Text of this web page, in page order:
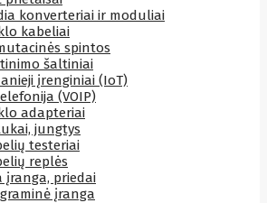
konverteriai ir moduliai
kabeliai
spintos
šaltiniai
įrenginiai (IoT)
(VOIP)
adapteriai
jungtys
testeriai
replės
įranga, priedai
įranga